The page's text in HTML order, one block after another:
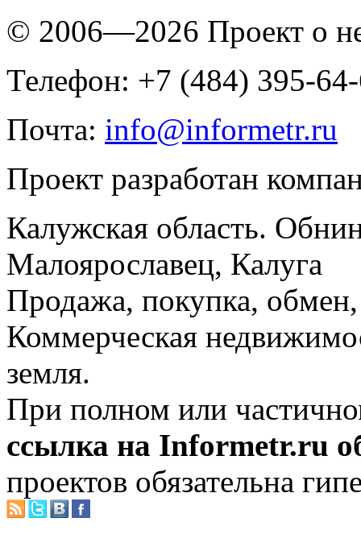
© 2006—2026 Проект о
Телефон: +7 (484) 395-
Почта: info@informetr.ru
Проект разработан
Калужская область.
Малоярославец, Калуга
Продажа, покупка, обмен,
Коммерческая
земля.
При полном или
ссылка на Informetr.ru
проектов обязательна